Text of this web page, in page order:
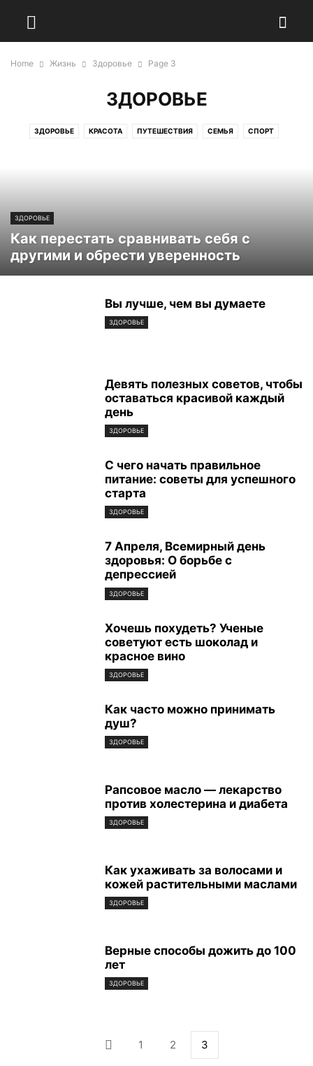
Home Жизнь Здоровье Page 3
ЗДОРОВЬЕ
ЗДОРОВЬЕ КРАСОТА ПУТЕШЕСТВИЯ СЕМЬЯ СПОРТ
ЗДОРОВЬЕ
Как перестать сравнивать себя с
другими и обрести уверенность
Вы лучше, чем вы думаете
ЗДОРОВЬЕ
Девять полезных советов, чтобы
оставаться красивой каждый
день
ЗДОРОВЬЕ
С чего начать правильное
питание: советы для успешного
старта
ЗДОРОВЬЕ
7 Апреля, Всемирный день
здоровья: О борьбе с
депрессией
ЗДОРОВЬЕ
Хочешь похудеть? Ученые
советуют есть шоколад и
красное вино
ЗДОРОВЬЕ
Как часто можно принимать
душ?
ЗДОРОВЬЕ
Рапсовое масло — лекарство
против холестерина и диабета
ЗДОРОВЬЕ
Как ухаживать за волосами и
кожей растительными маслами
ЗДОРОВЬЕ
Верные способы дожить до 100
лет
ЗДОРОВЬЕ
1 2 3